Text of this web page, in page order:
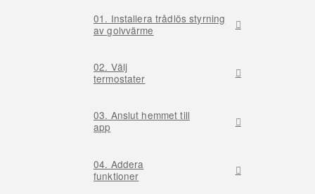
01. Installera trådlös styrning
av golvvärme
02. Välj
termostater
03. Anslut hemmet till
app
04. Addera
funktioner